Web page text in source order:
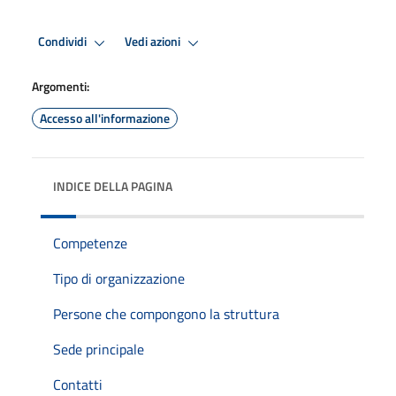
Condividi Vedi azioni
Argomenti:
Accesso all'informazione
INDICE DELLA PAGINA
Competenze
Tipo di organizzazione
Persone che compongono la struttura
Sede principale
Contatti